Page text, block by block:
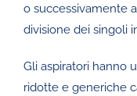
o successivamente
divisione dei singoli
Gli aspiratori hanno
ridotte e generiche